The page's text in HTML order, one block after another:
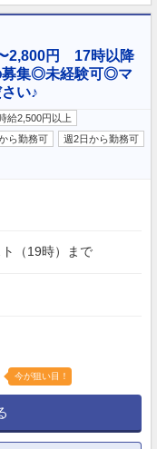
2,800円 17時以降
募集◎未経験可◎マ
い♪
給2,500円以上
ら勤務可
週2日から勤務可
（19時）まで
今が狙い目！